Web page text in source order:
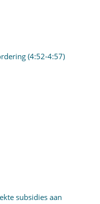
(4:52-4:57)
subsidies aan